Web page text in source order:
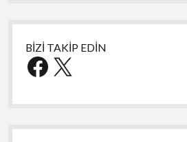
BİZİ TAKİP EDİN
Facebook
X